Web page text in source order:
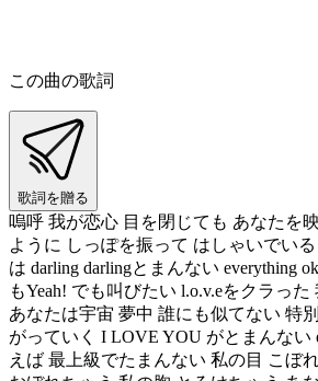
この曲の歌詞
歌詞を贈る
嗚呼 我が恋心 目を閉じても あなたを
ように しっぽを振って はしゃいでいる
は darling darlingとまんない everything
もYeah! でも叫びたい l.o.v.eをクラっ
あなたは宇宙 夢中 誰にも似てない 特
がっていく I LOVE YOU がとまんない
えば 最上級でたまんない 私の目 こぼ